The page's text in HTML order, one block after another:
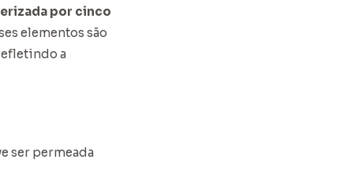
por cinco
elementos são
a
ser permeada